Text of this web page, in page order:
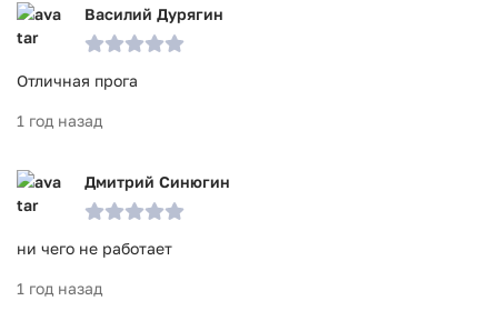
Василий Дурягин
Отличная прога
1 год назад
Дмитрий Синюгин
ни чего не работает
1 год назад